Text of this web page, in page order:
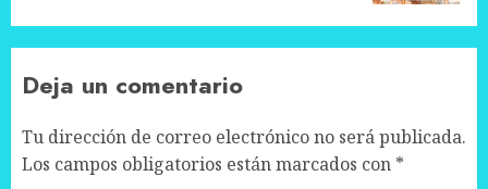
Deja un comentario
Tu dirección de correo electrónico no será publicada.
Los campos obligatorios están marcados con *